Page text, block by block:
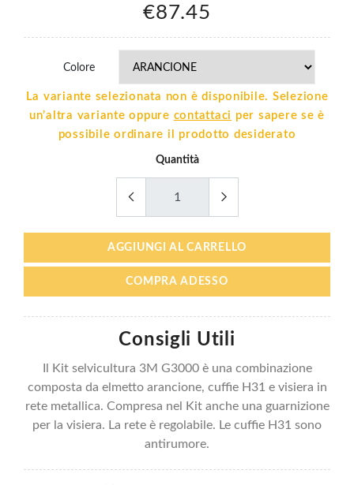
€87.45
Colore
La variante selezionata non è disponibile. Selezione
un’altra variante oppure contattaci per sapere se è
possibile ordinare il prodotto desiderato
Quantità
AGGIUNGI AL CARRELLO
COMPRA ADESSO
Consigli Utili
Il Kit selvicultura 3M G3000 è una combinazione
composta da elmetto arancione, cuffie H31 e visiera in
rete metallica. Compresa nel Kit anche una guarnizione
per la visiera. La rete è regolabile. Le cuffie H31 sono
antirumore.